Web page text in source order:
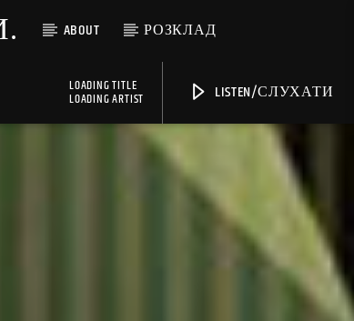
ABOUT РОЗКЛАД
LISTEN/СЛУХАТИ
LOADING TITLE
LOADING ARTIST